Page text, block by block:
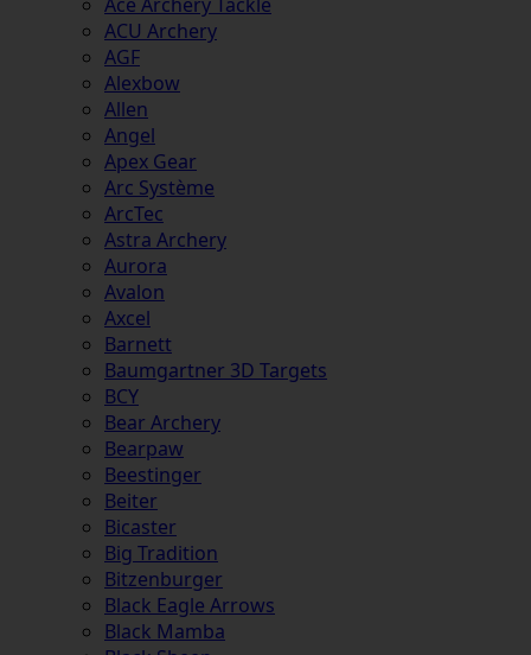
ACU Archery
AGF
Alexbow
Allen
Angel
Apex Gear
Arc Système
ArcTec
Astra Archery
Aurora
Avalon
Axcel
Barnett
Baumgartner 3D Targets
BCY
Bear Archery
Bearpaw
Beestinger
Beiter
Bicaster
Big Tradition
Bitzenburger
Black Eagle Arrows
Black Mamba